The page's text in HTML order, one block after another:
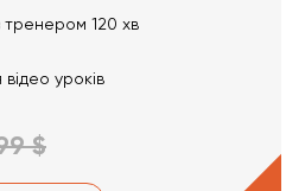
тренером 120 хв
уроків
$